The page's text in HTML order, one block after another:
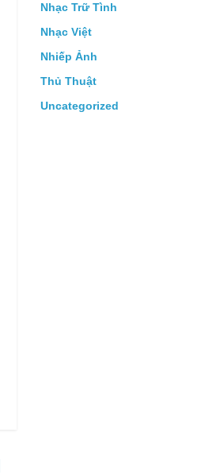
Nhạc Trữ Tình
Nhạc Việt
Nhiếp Ảnh
Thủ Thuật
Uncategorized